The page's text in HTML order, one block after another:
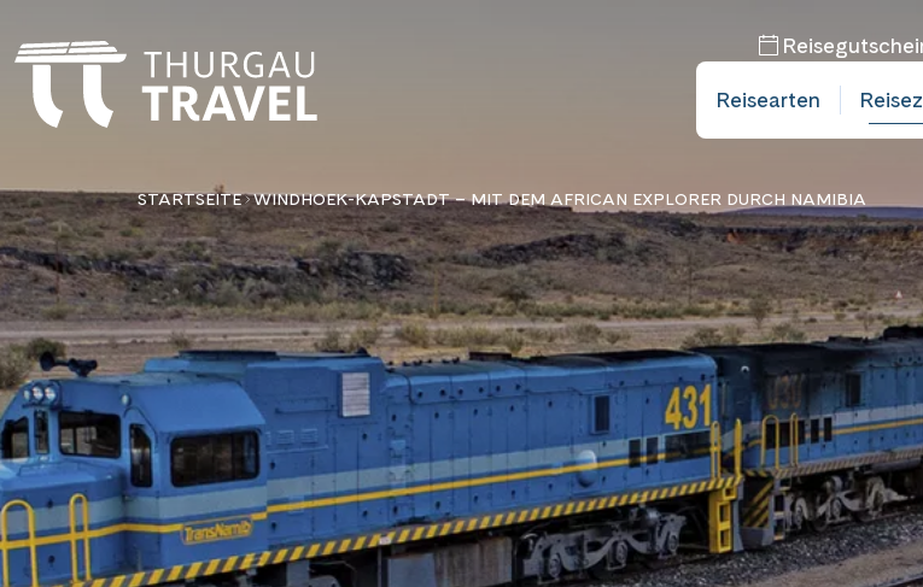
Reisearten
STARTSEITE WINDHOEK-KAPSTADT – MIT DEM AFRICAN EXPLORER DURCH NAMIBIA